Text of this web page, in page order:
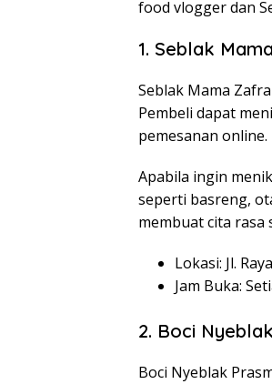
food vlogger dan
1. Seblak
Seblak Mama
Pembeli dapat
pemesanan online.
Apabila ingin
seperti basreng,
membuat cita rasa
Lokasi: Jl.
Jam Buka:
2. Boci
Boci Nyeblak